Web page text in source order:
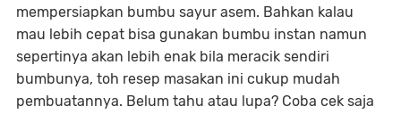
mempersiapkan bumbu sayur asem. Bahkan kalau
mau lebih cepat bisa gunakan bumbu instan namun
sepertinya akan lebih enak bila meracik sendiri
bumbunya, toh resep masakan ini cukup mudah
pembuatannya. Belum tahu atau lupa? Coba cek saja